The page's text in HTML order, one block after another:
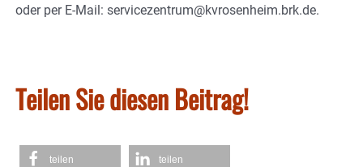
oder per E-Mail: servicezentrum@kvrosenheim.brk.de.
Teilen Sie diesen Beitrag!
teilen teilen